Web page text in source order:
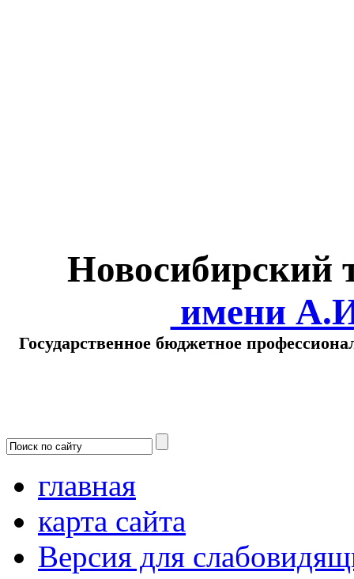
Новосибирский
имени
Государственное бюджетное
главная
карта сайта
Версия для